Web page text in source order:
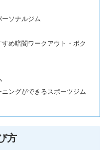
ソナルジム
め暗闇ワークアウト・ボク
ングができるスポーツジム
方